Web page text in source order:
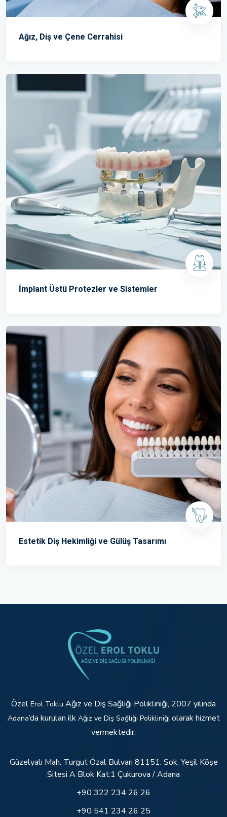
Ağız, Diş ve Çene Cerrahisi
İmplant Üstü Protezler ve Sistemler
Estetik Diş Hekimliği ve Gülüş Tasarımı
Özel Erol Toklu Ağız ve Diş Sağlığı Polikliniği, 2007 yılında
Adana’da kurulan ilk Ağız ve Diş Sağlığı Polikliniği olarak hizmet
vermektedir.
Güzelyalı Mah. Turgut Özal Bulvarı 81151. Sok. Yeşil Köşe
Sitesi A Blok Kat:1 Çukurova / Adana
+90 322 234 26 26
+90 541 234 26 25